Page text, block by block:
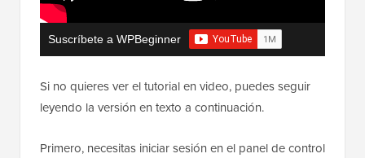
Suscríbete a WPBeginner
Si no quieres ver el tutorial en video, puedes seguir
leyendo la versión en texto a continuación.
Primero, necesitas iniciar sesión en el panel de control